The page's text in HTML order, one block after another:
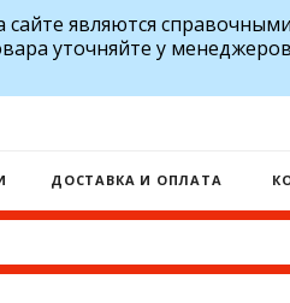
являются
уточняйте у
ДОСТАВКА И ОПЛАТА